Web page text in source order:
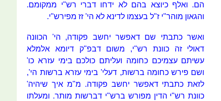
הם. ואלף כיוצא בהם לא ידחו דברי רש"י ממקומם.
והגאון מוהר"י ז"ל בעצמו לדינא לא הי' זז מפירש"י.
ואשר כתבתי שם דאפשר יחשב פקודה, הי' הכוונה
דאולי זה כוונת רש"י, משום דבפ"ק דיומא אלמלא
עשיתם עצמיכם כחומה ועליתם כולכם בימי עזרא כו'
ושם פירש כחומה ברשות, דעלי' בימי עזרא ברשות הי',
לזאת כתבתי דאפשר יחשב פקודה. מ"מ איך שיהיה'
כוונת רש"י הדין מפורש ברש"י דברשות מותר. ומעלתו